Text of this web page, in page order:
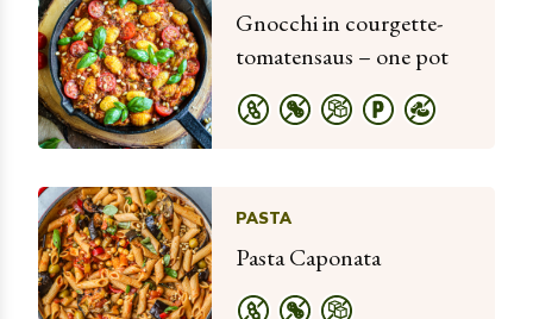
Gnocchi in courgette-
tomatensaus – one pot
PASTA
Pasta Caponata